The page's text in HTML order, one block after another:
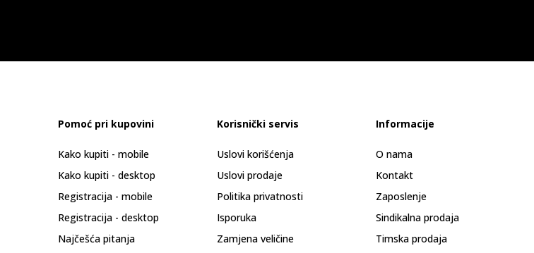
Pomoć pri kupovini
Kako kupiti - mobile
Kako kupiti - desktop
Registracija - mobile
Registracija - desktop
Najčešća pitanja
Korisnički servis
Uslovi korišćenja
Uslovi prodaje
Politika privatnosti
Isporuka
Zamjena veličine
Informacije
O nama
Kontakt
Zaposlenje
Sindikalna prodaja
Timska prodaja